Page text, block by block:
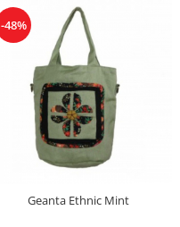
-48%
Geanta Ethnic Mint